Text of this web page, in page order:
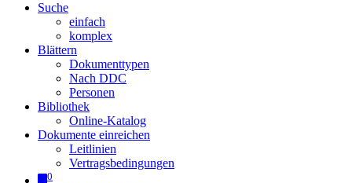
Suche
einfach
komplex
Blättern
Dokumenttypen
Nach DDC
Personen
Bibliothek
Online-Katalog
Dokumente einreichen
Leitlinien
Vertragsbedingungen
0